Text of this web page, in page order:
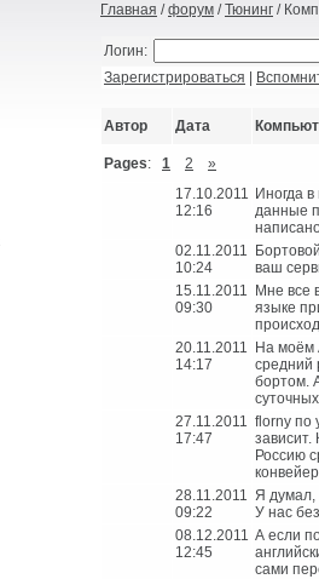
Главная /форум /Тюнинг /
Логин:
Зарегистрироваться
Автор Дата
Pages: 1 2
»
17.10.2011
12:16
Иногда
данные
02.11.2011
10:24
ваш
15.11.2011
09:30
Мне все
языке
20.11.2011
14:17
На моём
средний
бортом.
27.11.2011
17:47
florny по
зависит.
Россию
28.11.2011
09:22
Я думал,
У нас
08.12.2011
12:45
А если
сами